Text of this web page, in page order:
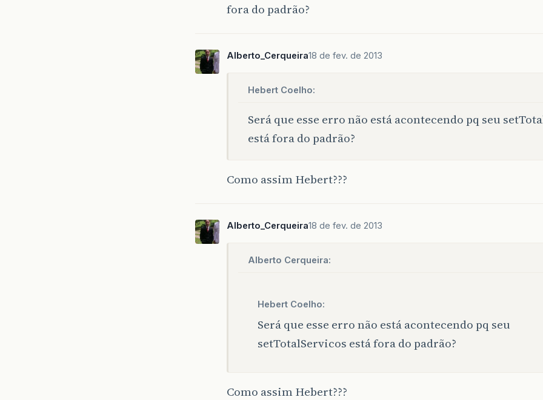
fora do padrão?
Alberto_Cerqueira18 de fev. de 2013
Hebert Coelho:
Será que esse erro não está acontecendo pq seu
está fora do padrão?
Como assim Hebert???
Alberto_Cerqueira18 de fev. de 2013
Alberto Cerqueira:
Hebert Coelho:
Será que esse erro não está acontecendo pq seu
setTotalServicos está fora do padrão?
Como assim Hebert???